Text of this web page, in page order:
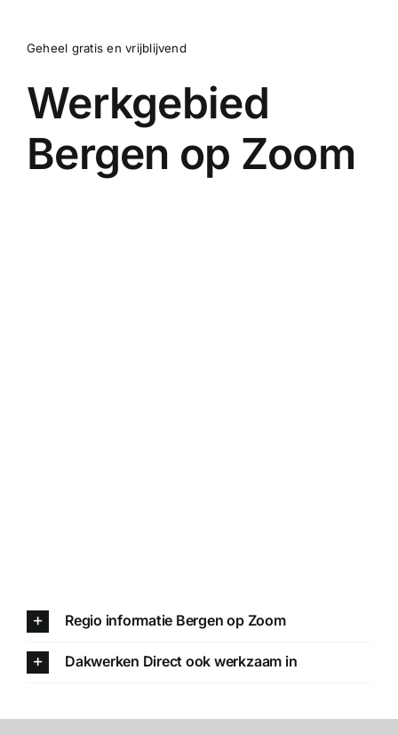
Geheel gratis en vrijblijvend
Werkgebied
Bergen op Zoom
Regio informatie Bergen op Zoom
Dakwerken Direct ook werkzaam in